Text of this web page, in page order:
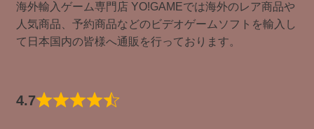
海外輸入ゲーム専門店 YO!GAMEでは海外のレア商品や
人気商品、予約商品などのビデオゲームソフトを輸入し
て日本国内の皆様へ通販を行っております。
4.7